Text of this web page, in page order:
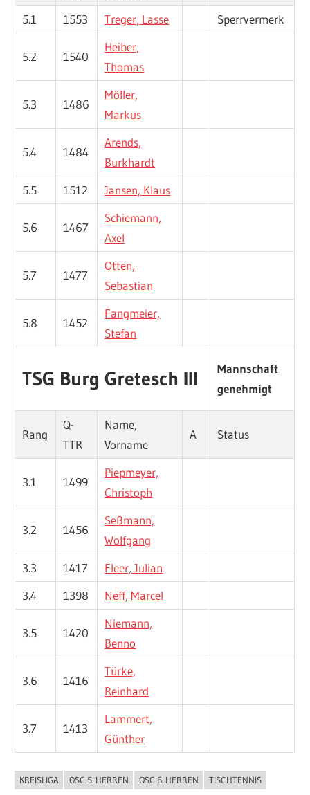
5.1 1553 Treger, Lasse Sperrvermerk
5.2 1540
Heiber,
Thomas
5.3 1486
Möller,
Markus
5.4 1484
Arends,
Burkhardt
5.5
1512 Jansen, Klaus
5.6 1467
Schiemann,
Axel
5.7 1477
Otten,
Sebastian
5.8 1452
Fangmeier,
Stefan
TSG Burg Gretesch III
Mannschaft
genehmigt
Rang
Q-
TTR
Name,
Vorname
A Status
3.1 1499
Piepmeyer,
Christoph
3.2 1456
Seßmann,
Wolfgang
3.3
1417
Fleer, Julian
3.4
1398 Neff, Marcel
3.5 1420
Niemann,
Benno
3.6 1416
Türke,
Reinhard
3.7 1413
Lammert,
Günther
ALLGEMEIN
KREISLIGA OSC 5. HERREN OSC 6. HERREN TISCHTENNIS